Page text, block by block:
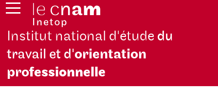
Institut national d'étude du
travail et d'orientation
professionnelle